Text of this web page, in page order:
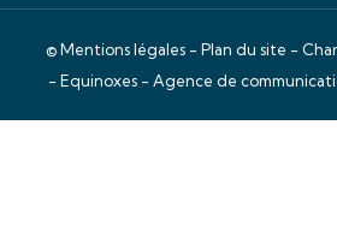
©Mentions légales - Plan du site -
- Equinoxes - Agence de